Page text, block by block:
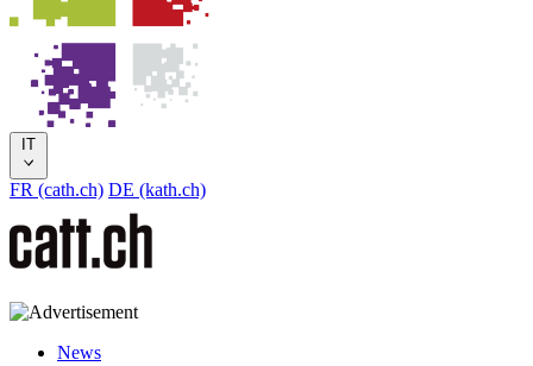
IT
FR (cath.ch) DE (kath.ch)
News